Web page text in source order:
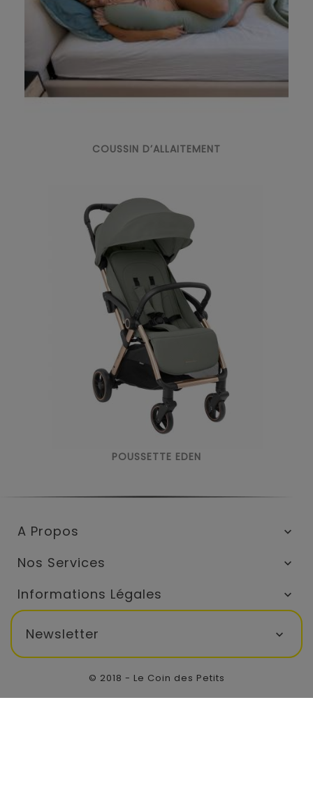
COUSSIN D’ALLAITEMENT
POUSSETTE EDEN
A Propos 
Nos Services 
Informations Légales 
Newsletter 
© 2018 - Le Coin des Petits